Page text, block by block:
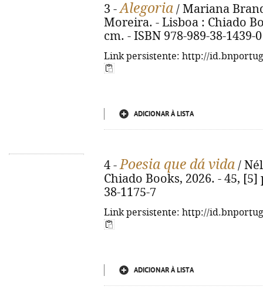
3 -Alegoria / Mariana
Moreira. - Lisboa : Chiado
cm. - ISBN 978-989-38-1439-0
Link persistente: http://
ADICIONAR À LISTA
4 -Poesia que dá vida /
Chiado Books, 2026. - 45, [5]
38-1175-7
Link persistente: http://
ADICIONAR À LISTA